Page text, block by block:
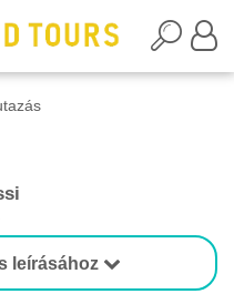
leírásához